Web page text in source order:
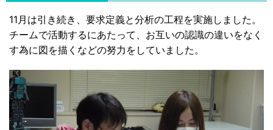
11月は引き続き、要求定義と分析の工程を実施しました。
チームで活動するにあたって、お互いの認識の違いをなく
す為に図を描くなどの努力をしていました。